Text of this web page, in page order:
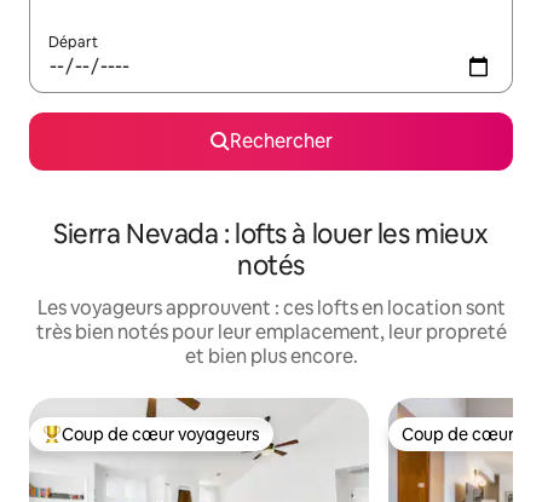
Départ
Rechercher
Sierra Nevada : lofts à louer les mieux
notés
Les voyageurs approuvent : ces lofts en location sont
très bien notés pour leur emplacement, leur propreté
et bien plus encore.
Coups de cœur voyageurs les plus appréciés
Coup de cœur voyageurs Coup de cœur
Coup de cœur